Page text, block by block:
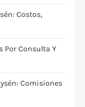
Costos,
Por Consulta Y
Comisiones